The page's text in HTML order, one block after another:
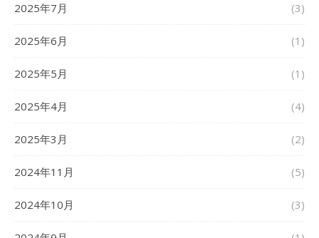
2025年7月 (3)
2025年6月 (1)
2025年5月 (1)
2025年4月 (4)
2025年3月 (2)
2024年11月 (5)
2024年10月 (3)